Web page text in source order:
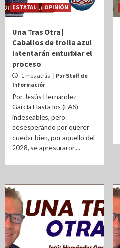
ESTATAL OPINIÓN
Una Tras Otra |
Caballos de trolla azul
intentarán enturbiar el
proceso
1 mes atrás | Por Staff de
Información
Por Jesús Hernández
García Hasta los (LAS)
indeseables, pero
desesperando por querer
quedar bien, por aquello del
2028, se apresuraron...